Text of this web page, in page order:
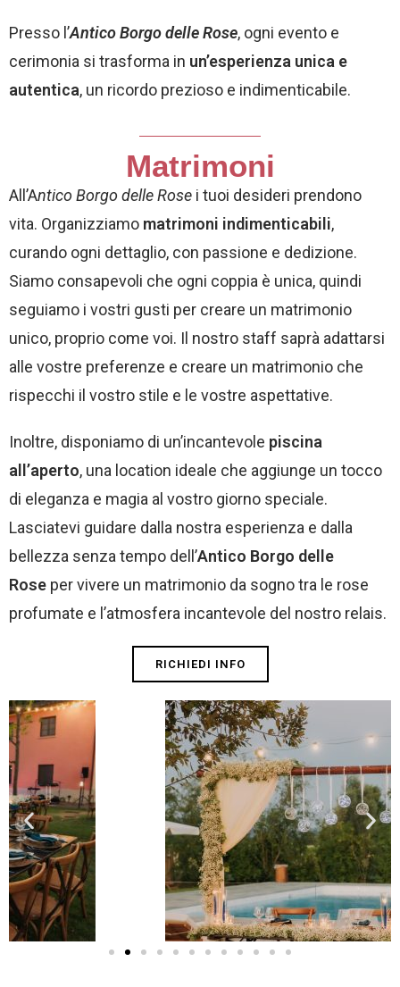
Presso l’Antico Borgo delle Rose, ogni evento e
cerimonia si trasforma in un’esperienza unica e
autentica, un ricordo prezioso e indimenticabile.
Matrimoni
All’Antico Borgo delle Rose i tuoi desideri prendono
vita. Organizziamo matrimoni indimenticabili,
curando ogni dettaglio, con passione e dedizione.
Siamo consapevoli che ogni coppia è unica, quindi
seguiamo i vostri gusti per creare un matrimonio
unico, proprio come voi. Il nostro staff saprà adattarsi
alle vostre preferenze e creare un matrimonio che
rispecchi il vostro stile e le vostre aspettative.
Inoltre, disponiamo di un’incantevole piscina
all’aperto, una location ideale che aggiunge un tocco
di eleganza e magia al vostro giorno speciale.
Lasciatevi guidare dalla nostra esperienza e dalla
bellezza senza tempo dell’Antico Borgo delle
Rose per vivere un matrimonio da sogno tra le rose
profumate e l’atmosfera incantevole del nostro relais.
RICHIEDI INFO